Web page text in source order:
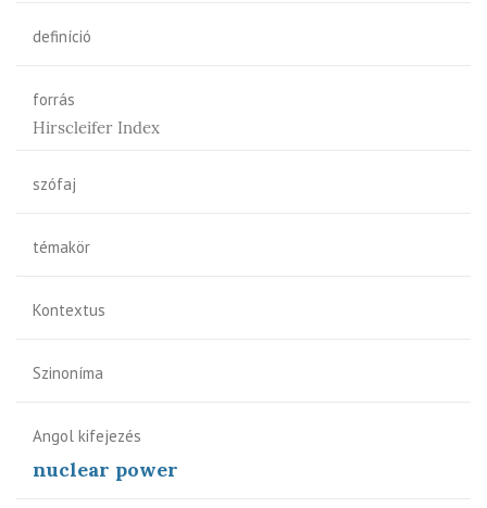
definíció
forrás
Hirscleifer Index
szófaj
témakör
Kontextus
Szinoníma
Angol kifejezés
nuclear power